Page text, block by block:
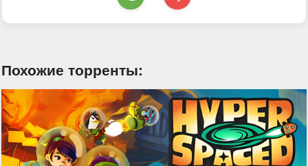
Похожие торренты: